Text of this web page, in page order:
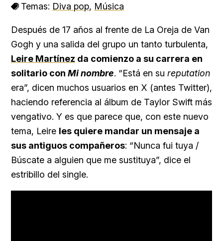
Temas: Diva pop, Música
Después de 17 años al frente de La Oreja de Van
Gogh y una salida del grupo un tanto turbulenta,
Leire Martínez da comienzo a su carrera en
solitario con Mi nombre. “Está en su reputation
era”, dicen muchos usuarios en X (antes Twitter),
haciendo referencia al álbum de Taylor Swift más
vengativo. Y es que parece que, con este nuevo
tema, Leire les quiere mandar un mensaje a
sus antiguos compañeros: “Nunca fui tuya /
Búscate a alguien que me sustituya”, dice el
estribillo del single.